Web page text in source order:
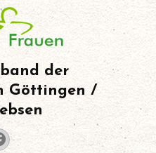
der
Göttingen /